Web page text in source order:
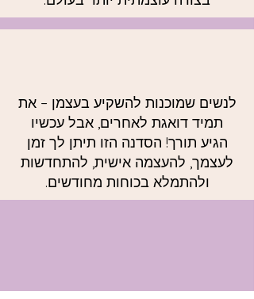
לנשים שמוכנות להשקיע בעצמן – את
תמיד דואגת לאחרים, אבל עכשיו
הגיע תורך! הסדנה הזו תיתן לך זמן
לעצמך, להעצמה אישית, להתחדשות
ולהתמלא בכוחות מחודשים.